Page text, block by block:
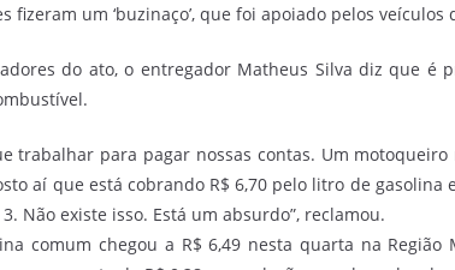
fizeram um ‘buzinaço’, que foi apoiado pelos veículos
do ato, o entregador Matheus Silva diz que é
trabalhar para pagar nossas contas. Um
aí que está cobrando R$ 6,70 pelo litro de gasolina
3. Não existe isso. Está um absurdo”, reclamou.
comum chegou a R$ 6,49 nesta quarta na